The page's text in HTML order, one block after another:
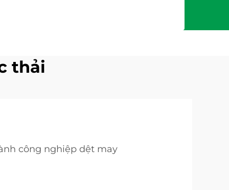
thải
công nghiệp dệt may